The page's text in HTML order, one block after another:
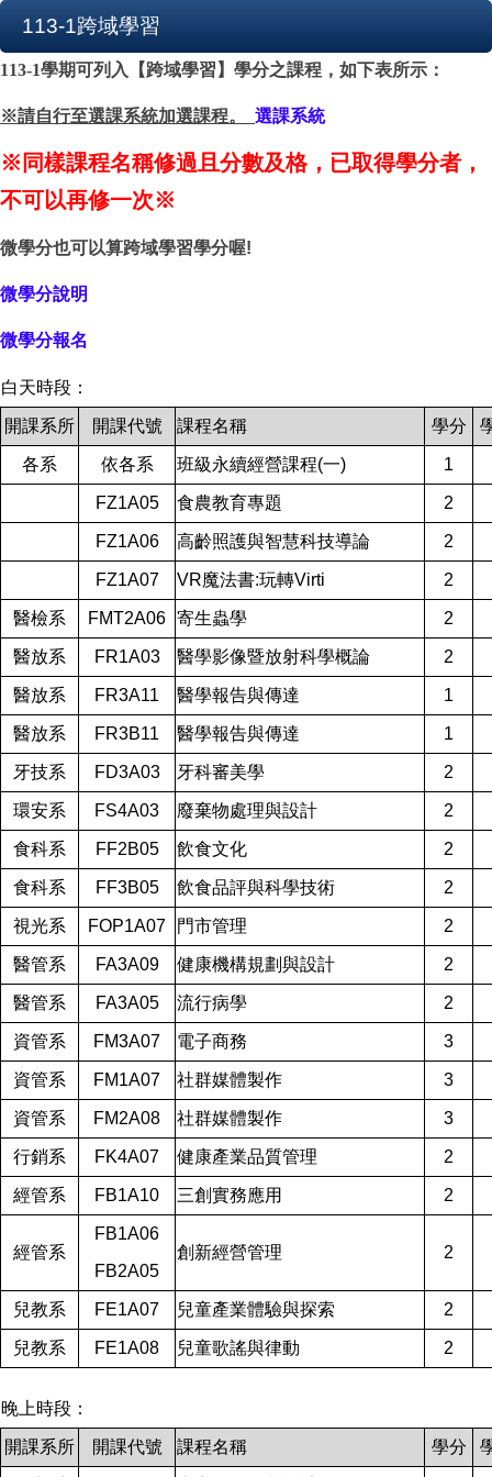
113-1跨域學習
113-1學期可列入【跨域學習】學分之課程，如下表所示：
※請自行至選課系統加選課程。 選課系統
※同樣課程名稱修過且分數及格，已取得學分者，
不可以再修一次※
微學分也可以算跨域學習學分喔!
微學分說明
微學分報名
白天時段：
開課系所 開課代號 課程名稱 學分
各系 依各系 班級永續經營課程(一) 1
FZ1A05 食農教育專題 2
FZ1A06 高齡照護與智慧科技導論 2
FZ1A07 VR魔法書:玩轉Virti 2
醫檢系 FMT2A06 寄生蟲學 2
醫放系 FR1A03 醫學影像暨放射科學概論 2
醫放系 FR3A11 醫學報告與傳達 1
醫放系 FR3B11 醫學報告與傳達 1
牙技系 FD3A03 牙科審美學 2
環安系 FS4A03 廢棄物處理與設計 2
食科系 FF2B05 飲食文化 2
食科系 FF3B05 飲食品評與科學技術 2
視光系 FOP1A07 門市管理 2
醫管系 FA3A09 健康機構規劃與設計 2
醫管系 FA3A05 流行病學 2
資管系 FM3A07 電子商務 3
資管系 FM1A07 社群媒體製作 3
資管系 FM2A08 社群媒體製作 3
行銷系 FK4A07 健康產業品質管理 2
經管系 FB1A10 三創實務應用 2
經管系
FB1A06
創新經營管理
2
FB2A05
兒教系 FE1A07 兒童產業體驗與探索 2
兒教系 FE1A08 兒童歌謠與律動 2
晚上時段：
開課系所 開課代號 課程名稱 學分